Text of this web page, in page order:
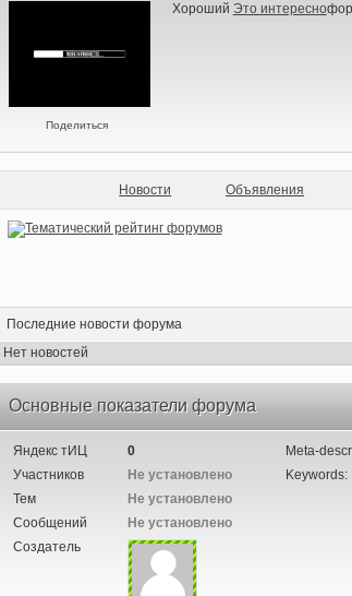
Поделиться
Хороший Это интересно
Новости Объявления
Последние новости форума
Нет новостей
Основные показатели форума
Яндекс тИЦ
0
Участников
Не установлено
Тем
Не установлено
Сообщений
Не установлено
Создатель
Meta-
Keywords: